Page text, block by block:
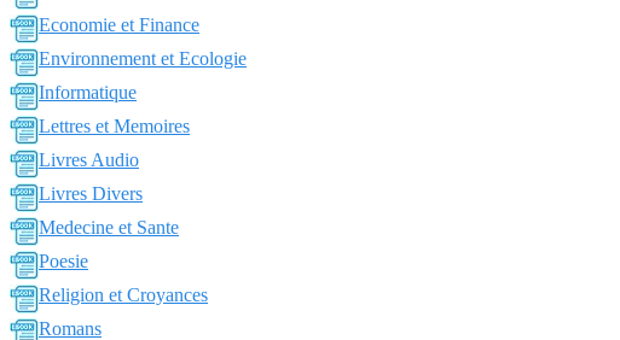
Economie et Finance
Environnement et Ecologie
Informatique
Lettres et Memoires
Livres Audio
Livres Divers
Medecine et Sante
Poesie
Religion et Croyances
Romans